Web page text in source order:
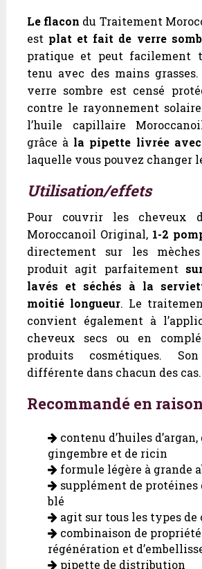
Le flacon du Traitement
est plat et fait de verre
pratique et peut facilement
tenu avec des mains
verre sombre est censé
contre le rayonnement
l’huile capillaire
grâce à la pipette livrée
laquelle vous pouvez changer
Utilisation/effets
Pour couvrir les cheveux
Moroccanoil Original, 1-2
directement sur les
produit agit parfaitement
lavés et séchés à la
moitié longueur. Le
convient également à
cheveux secs ou en
produits cosmétiques.
différente dans chacun des cas.
Recommandé en
contenu d’huiles
gingembre et de ricin
formule légère à grande
supplément de protéines
blé
agit sur tous les types de
combinaison de
régénération et
pipette de distribution